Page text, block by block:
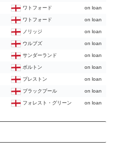
ワトフォード on loan
ワトフォード on loan
ノリッジ on loan
ウルブズ on loan
サンダーランド on loan
ボルトン on loan
プレストン on loan
ブラックプール on loan
フォレスト・グリーン on loan